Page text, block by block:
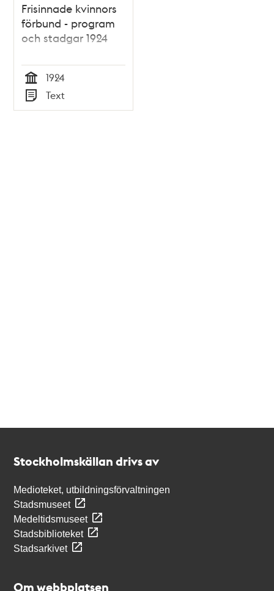
Frisinnade kvinnors
förbund - program
och stadgar 1924
Tid
1924
Typ
Text
Stockholmskällan drivs av
Medioteket, utbildningsförvaltningen
Stadsmuseet
Medeltidsmuseet
Stadsbiblioteket
Stadsarkivet
Om webbplatsen